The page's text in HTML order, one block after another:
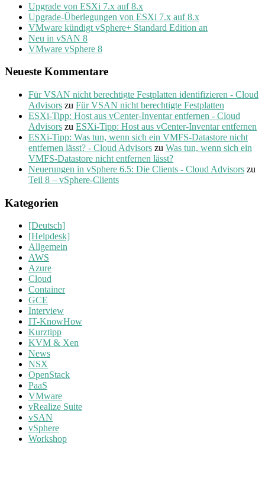
Upgrade von ESXi 7.x auf 8.x
Upgrade-Überlegungen von ESXi 7.x auf 8.x
VMware kündigt vSphere+ Standard Edition an
Neu in vSAN 8
VMware vSphere 8
Neueste Kommentare
Für VSAN nicht berechtigte Festplatten identifizieren - Cloud
Advisors zu Für VSAN nicht berechtigte Festplatten
ESXi-Tipp: Host aus vCenter-Inventar entfernen - Cloud
Advisors zu ESXi-Tipp: Host aus vCenter-Inventar entfernen
ESXi-Tipp: Was tun, wenn sich ein VMFS-Datastore nicht
entfernen lässt? - Cloud Advisors zu Was tun, wenn sich ein
VMFS-Datastore nicht entfernen lässt?
Neuerungen in vSphere 6.5: Die Clients - Cloud Advisors zu
Teil 8 – vSphere-Clients
Kategorien
[Deutsch]
[Helpdesk]
Allgemein
AWS
Azure
Cloud
Container
GCE
Interview
IT-KnowHow
Kurztipp
KVM & Xen
News
NSX
OpenStack
PaaS
VMware
vRealize Suite
vSAN
vSphere
Workshop